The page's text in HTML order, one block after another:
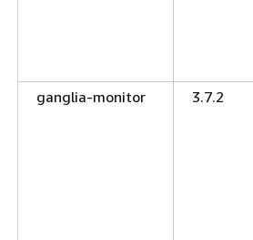
ganglia-monitor
3.7.2